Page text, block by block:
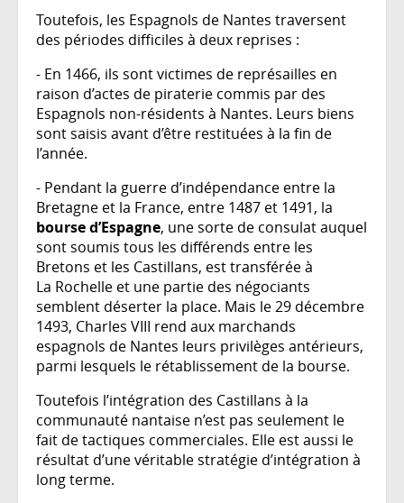
Toutefois, les Espagnols de Nantes traversent
des périodes difficiles à deux reprises :
- En 1466, ils sont victimes de représailles en
raison d’actes de piraterie commis par des
Espagnols non-résidents à Nantes. Leurs biens
sont saisis avant d’être restituées à la fin de
l’année.
- Pendant la guerre d’indépendance entre la
Bretagne et la France, entre 1487 et 1491, la
bourse d’Espagne, une sorte de consulat auquel
sont soumis tous les différends entre les
Bretons et les Castillans, est transférée à
La Rochelle et une partie des négociants
semblent déserter la place. Mais le 29 décembre
1493, Charles VIII rend aux marchands
espagnols de Nantes leurs privilèges antérieurs,
parmi lesquels le rétablissement de la bourse.
Toutefois l’intégration des Castillans à la
communauté nantaise n’est pas seulement le
fait de tactiques commerciales. Elle est aussi le
résultat d’une véritable stratégie d’intégration à
long terme.